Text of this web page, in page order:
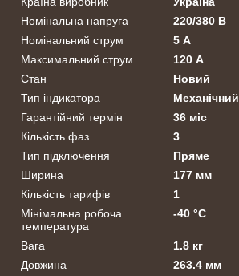
Номінальна напруга
220/380 В
Номінальний струм
5 А
Максимальний струм
120 А
Стан
Новий
Тип індикатора
Механічний
Гарантійний термін
36 міс
Кількість фаз
3
Тип підключення
Пряме
Ширина
177 мм
Кількість тарифів
1
Мінімальна робоча
температура
-40 °С
Вага
1.8 кг
Довжина
263.4 мм